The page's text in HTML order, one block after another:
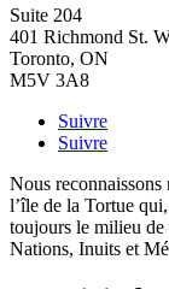
Suite 204
401 Richmond St.
Toronto, ON
M5V 3A8
Suivre
Suivre
Nous reconnaissons
l’île de la Tortue
toujours le milieu de
Nations, Inuits et